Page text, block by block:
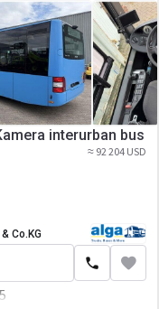
interurban bus
≈ 92 204 USD
Co.KG